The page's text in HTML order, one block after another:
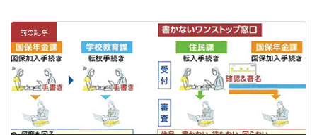
前の記事